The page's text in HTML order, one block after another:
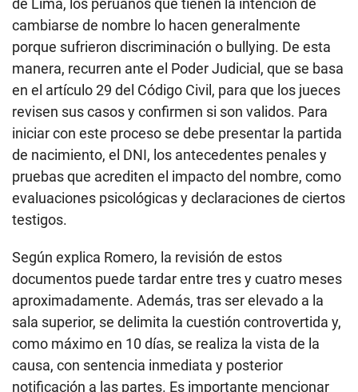
De acuerdo con el municipio local, las personas
interesadas deberán acercarse en el Auditorio del
Museo de Chincha en el horario de atención de 2:00
p. m. a 5:30 p. m. Eso no es todo, pues también
informaron que solo se entregará un tique de
atención a las primeras 130 personas, por orden de
Chincha respaldaron la importante iniciativa y
resaltaron que esta campaña contribuirá al
fortalecimiento de la identidad ciudadana y al
acceso de la población a diversos programas
sociales del país.